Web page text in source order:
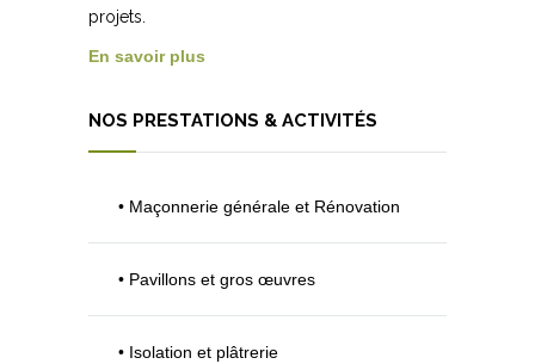
projets.
En savoir plus
NOS PRESTATIONS & ACTIVITÉS
• Maçonnerie générale et Rénovation
• Pavillons et gros œuvres
• Isolation et plâtrerie